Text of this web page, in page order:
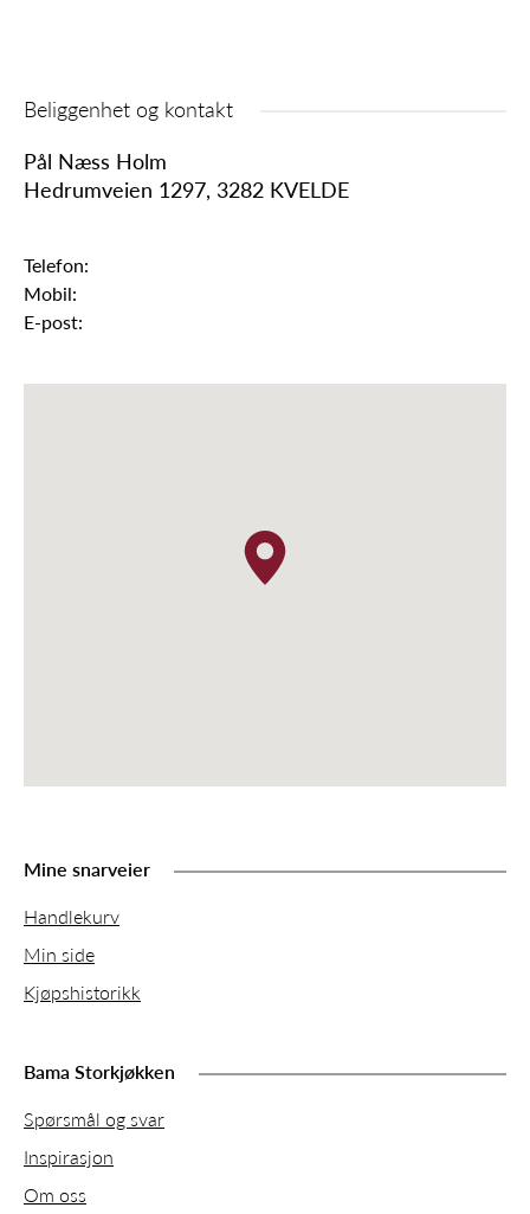
Beliggenhet og kontakt
Pål Næss Holm
Hedrumveien 1297, 3282 KVELDE
Telefon:
Mobil:
E-post:
Mine snarveier
Handlekurv
Min side
Kjøpshistorikk
Bama Storkjøkken
Spørsmål og svar
Inspirasjon
Om oss